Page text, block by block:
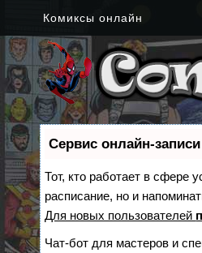
Комиксы онлайн
Сервис онлайн-
Тот, кто работает в сфере
расписание, но и
Для новых пользователей
Чат-бот для мастеров и